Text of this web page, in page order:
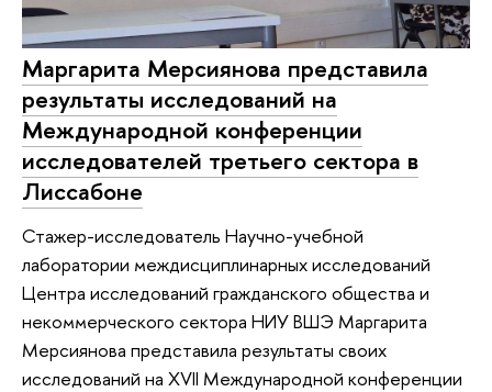
Маргарита Мерсиянова представила
результаты исследований на
Международной конференции
исследователей третьего сектора в
Лиссабоне
Стажер-исследователь Научно-учебной
лаборатории междисциплинарных исследований
Центра исследований гражданского общества и
некоммерческого сектора НИУ ВШЭ Маргарита
Мерсиянова представила результаты своих
исследований на XVII Международной конференции